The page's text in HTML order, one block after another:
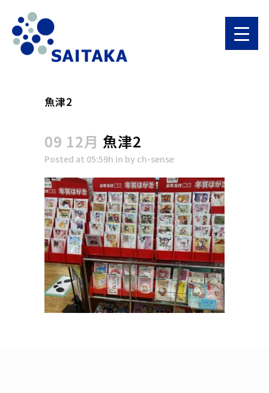
魚津2
09 12月 魚津2
Posted at 05:59h in by ch-sense